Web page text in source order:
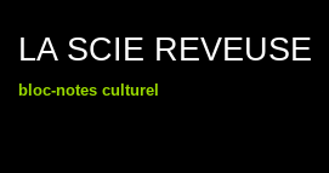
LA SCIE REVEUSE
bloc-notes culturel